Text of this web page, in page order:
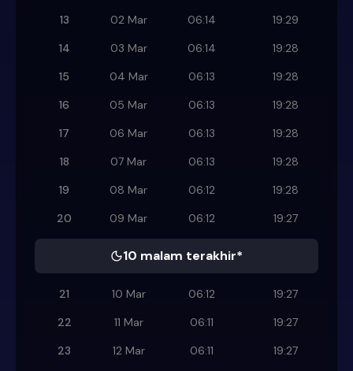
13
02 Mar 06:14
19:29
14
03 Mar 06:14
19:28
15
04 Mar 06:13
19:28
16
05 Mar 06:13
19:28
17
06 Mar 06:13
19:28
18
07 Mar 06:13
19:28
19
08 Mar 06:12
19:28
20
09 Mar 06:12 19:27
10 malam terakhir*
21 10 Mar 06:12
19:27
22
11 Mar 06:11
19:27
23
12 Mar 06:11
19:27